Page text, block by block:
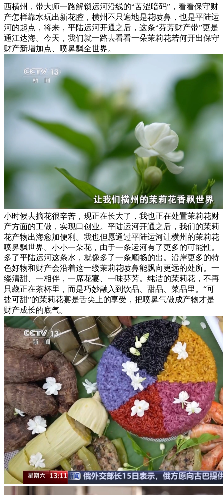
西横州，带大师一路解锁运河沿线的“苦涩暗码”，看看保守财
产怎样靠水玩出新花腔，横州不只遍地是花喷鼻，也是平陆运
河的起点，将来，平陆运河开通之后，这条“芬芳财产带”更是
通江达海。今天，我们就一路去看看一朵茉莉花若何开出保守
财产新增加点、喷鼻飘全世界。
小时候去摘花很辛苦，现正在长大了，我也正在处置茉莉花财
产方面的工做，实现口创业。平陆运河开通之后，我们的茉莉
花产物出海愈加便利。我也但愿通过平陆运河让横州的茉莉花
喷鼻飘世界。小小一朵花，由于一条运河有了更多的可能性。
多了平陆运河这条水，就像多了一条顺畅的出。沿岸更多的特
色好物和财产会沿着这一缕茉莉花喷鼻能飘向更远的处所。一
缕清甜、一相伴，一席花宴、一味芬芳。纯洁的茉莉花，不再
只藏正在茶杯里，而是巧妙融入到饮品、甜品、菜品里。“可
盐可甜”的茉莉花宴是舌尖上的享受，把喷鼻气做成产物才是
财产成长的底气。